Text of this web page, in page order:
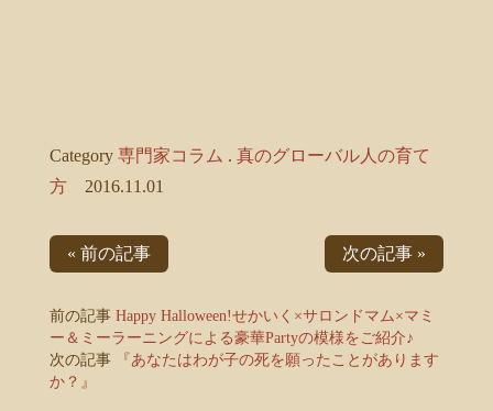
Category 専門家コラム . 真のグローバル人の育て
方 2016.11.01
« 前の記事 次の記事 »
前の記事 Happy Halloween!せかいく×サロンドマム×マミ
ー＆ミーラーニングによる豪華Partyの模様をご紹介♪
次の記事
『あなたはわが子の死を願ったことがあります
か？』